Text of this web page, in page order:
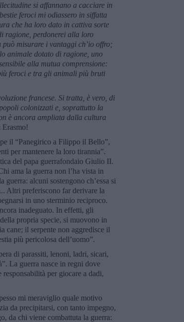
si affannano a cacciare in
feroci mi odiassero in siffatta
che ha loro dato in cattiva sorte
ragione, perdonerei alla loro
può misurare i vantaggi ch’io offro;
animale dotato di ragione, uno
alla mutua comprensione:
feroci e tra gli animali più bruti
francese. Si tratta, è vero, di
colonizzati e, soprattutto la
è ancora ampliata dalla cultura
Erasmo!
il “Panegirico a Filippo il Bello”,
per mantenere la loro tirannia”.
del papa guerrafondaio Giulio II.
ama la guerra non l’ha vista in
alcuni sostengono ch’essa si
Altri preferiscono far derivare la
in uno sterminio reciproco.
inadeguato. In effetti, gli
propria specie, si muovono in
cane; il serpente non aggredisce il
più pericolosa dell’uomo”.
di parassiti, lenoni, ladri, sicari,
La guerra nasce in regni dove
per giocare a dadi,
mi meraviglio quale motivo
da precipitarsi, con tanto impegno,
da chi viene combattuta la guerra: